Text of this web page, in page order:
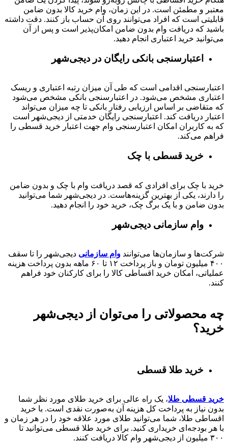
معتبر و مطمئن است. در این زمان، وام خرید کالا بدون ضامن
قابلیتی است که افراد می‌توانند روی آن حساب باز کنند. دقت داشته
باشید که دریافت وام بدون ضامن امکان‌پذیر است و پس از آن
می‌توانید خرید اعتباری انجام دهید.
اعتبارسنجی بانکی رایگان در دیجی‌شهر
اعتبارسنجی اقدامی است که طی آن میزان رتبه اعتباری و ریسک
اعتباری مشخص می‌شود. در اعتبارسنجی بانکی مشخص می‌شود
که متقاضی بر اساس ارزیابی رفتار بانکی تا چه میزان می‌تواند
اعتبار دریافت کند. اعتبارسنجی رایگان خدمتی از دیجی‌شهر است
که به کاربران امکان اعتبارسنجی وام جهت اعتبار خرید قسطی را
فراهم می‌کند.
خرید قسطی با چک
خرید با چک برای افرادی که قصد دریافت وام با چک و بدون ضامن
را دارند، یکی از بهترین گزینه‌هاست. در دیجی‌شهر شما می‌توانید
بدون ضامن و با یک برگ چک، خرید خود را انجام دهید.
وام سازمانی دیجی‌شهر
شرکت‌ها و سازمان‌ها می‌توانند وام سازمانی دیجی‌شهر را تا سقف
۴۰۰ میلیون تومان و باز پرداخت ۱۲ تا ۶۰
ماهه بدون پرداخت هزینه
عملیاتی، امکان خرید اقساطی کالا را برای کارکنان خود فراهم
کنند.
چه محصولاتی را می‌توان از دیجی‌شهر
خرید؟
خرید طلا قسطی
خرید قسطی طلا، یک راه عالی برای خرید طلای مورد نظر شما
بدون نیاز به پرداخت کل هزینه آن به‌صورت نقدی است. با خرید
اقساطی طلا، شما می‌توانید طلای مورد علاقه خود را در هر زمان و
با هر بودجه‌ای خریداری کنید. برای خرید طلا قسطی می‌توانید تا
۳۰۰ میلیون از دیجی‌شهر وام کالا دریافت کنند.